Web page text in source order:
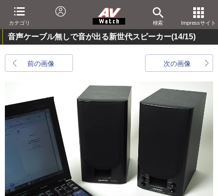
カテゴリ 検索 Impressサイト
音声ケーブル無しで音が出る新世代スピーカー(14/15)
前の画像 次の画像